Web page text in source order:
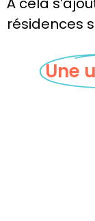
résidences
Une